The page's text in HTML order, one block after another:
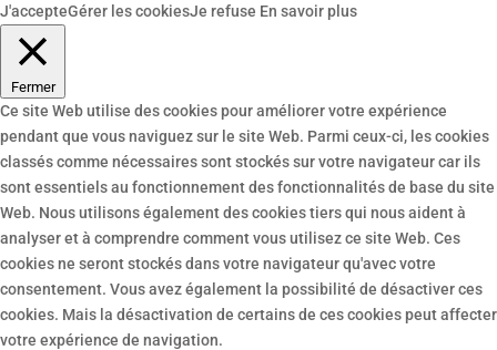
J'accepteGérer les cookiesJe refuse En savoir plus
Fermer
Ce site Web utilise des cookies pour améliorer votre expérience
pendant que vous naviguez sur le site Web. Parmi ceux-ci, les cookies
classés comme nécessaires sont stockés sur votre navigateur car ils
sont essentiels au fonctionnement des fonctionnalités de base du site
Web. Nous utilisons également des cookies tiers qui nous aident à
analyser et à comprendre comment vous utilisez ce site Web. Ces
cookies ne seront stockés dans votre navigateur qu'avec votre
consentement. Vous avez également la possibilité de désactiver ces
cookies. Mais la désactivation de certains de ces cookies peut affecter
votre expérience de navigation.